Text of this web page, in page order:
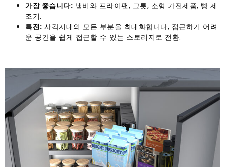
가장 좋습니다: 냄비와 프라이팬, 그릇, 소형 가전제품, 빵 제
조기.
특전: 사각지대의 모든 부분을 최대화합니다, 접근하기 어려
운 공간을 쉽게 접근할 수 있는 스토리지로 전환.